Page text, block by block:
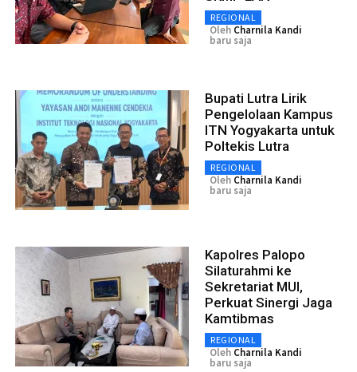
REGIONAL
Oleh Charnila Kandi
baru saja
Bupati Lutra Lirik
Pengelolaan Kampus
ITN Yogyakarta untuk
Poltekis Lutra
REGIONAL
Oleh Charnila Kandi
baru saja
Kapolres Palopo
Silaturahmi ke
Sekretariat MUI,
Perkuat Sinergi Jaga
Kamtibmas
REGIONAL
Oleh Charnila Kandi
baru saja